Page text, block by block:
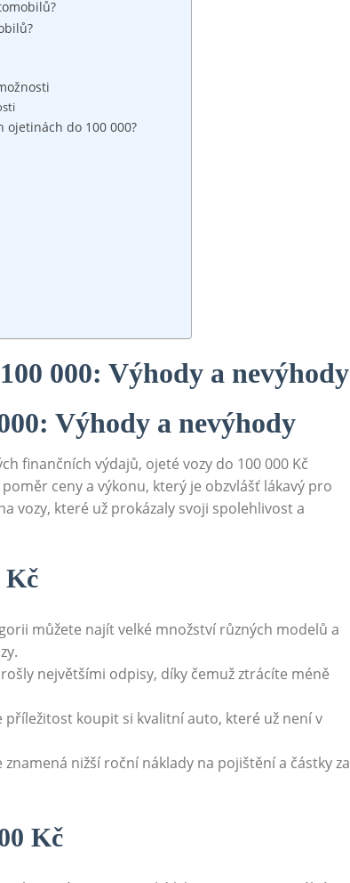
ojetinách do 100 000?
000: Výhody a nevýhody
Výhody a nevýhody
finančních výdajů, ojeté vozy do 100 000 Kč
ceny a výkonu, který je obzvlášť lákavý pro
vozy, které už prokázaly svoji spolehlivost a
Kč
můžete najít velké množství různých modelů a
největšími odpisy, díky čemuž ztrácíte méně
příležitost koupit si kvalitní auto, které už není v
nižší roční náklady na pojištění a částky za
Kč